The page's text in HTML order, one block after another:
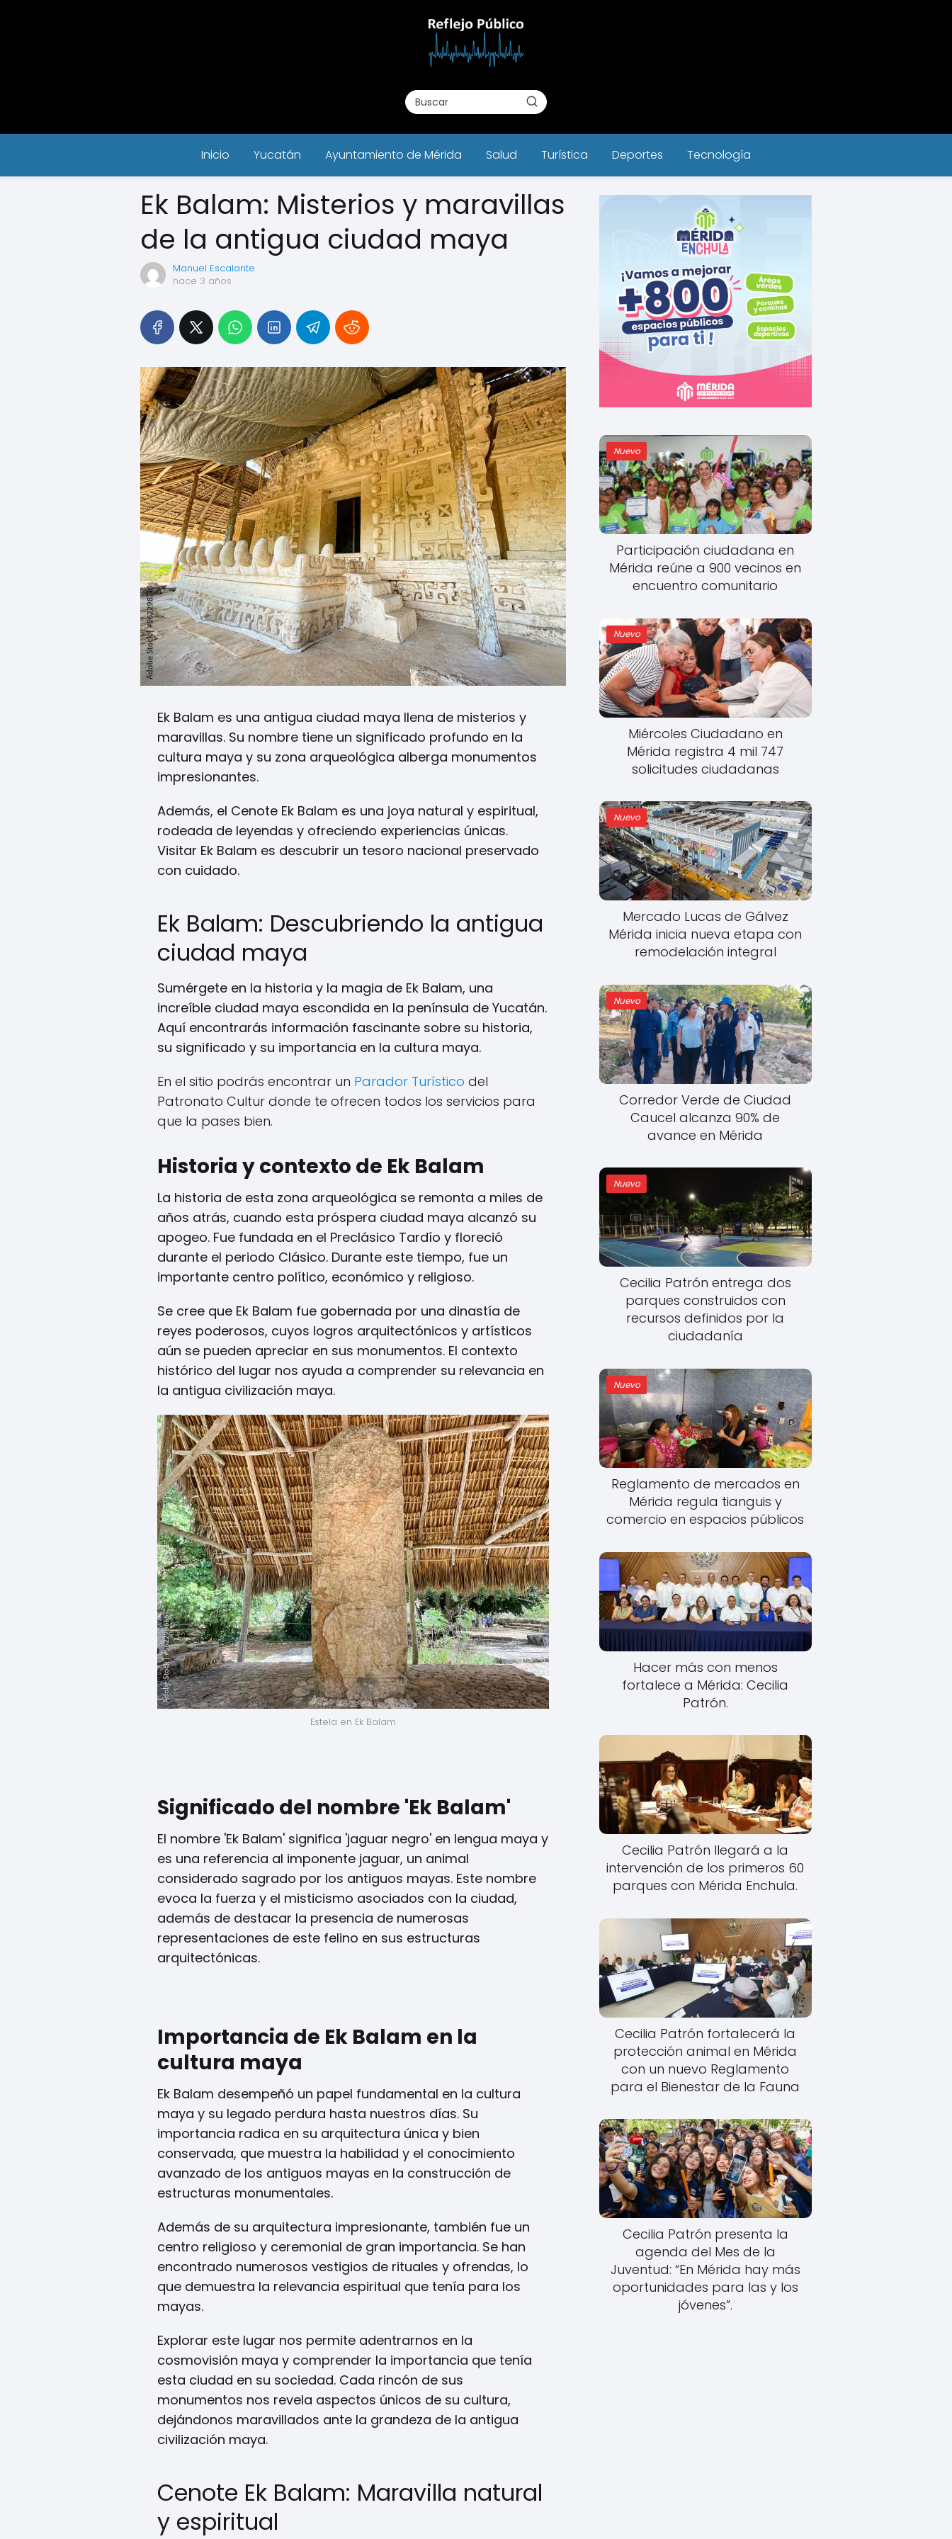
Inicio Yucatán Ayuntamiento de Mérida Salud Turística Deportes Tecnología
Ek Balam: Misterios y maravillas
de la antigua ciudad maya
Manuel Escalante
hace 3 años
Ek Balam es una antigua ciudad maya llena de misterios y
maravillas. Su nombre tiene un significado profundo en la
cultura maya y su zona arqueológica alberga monumentos
impresionantes.
Además, el Cenote Ek Balam es una joya natural y espiritual,
rodeada de leyendas y ofreciendo experiencias únicas.
Visitar Ek Balam es descubrir un tesoro nacional preservado
con cuidado.
Ek Balam: Descubriendo la antigua
ciudad maya
Sumérgete en la historia y la magia de Ek Balam, una
increíble ciudad maya escondida en la península de Yucatán.
Aquí encontrarás información fascinante sobre su historia,
su significado y su importancia en la cultura maya.
En el sitio podrás encontrar un Parador Turístico del
Patronato Cultur donde te ofrecen todos los servicios para
que la pases bien.
Historia y contexto de Ek Balam
La historia de esta zona arqueológica se remonta a miles de
años atrás, cuando esta próspera ciudad maya alcanzó su
apogeo. Fue fundada en el Preclásico Tardío y floreció
durante el periodo Clásico. Durante este tiempo, fue un
importante centro político, económico y religioso.
Se cree que Ek Balam fue gobernada por una dinastía de
reyes poderosos, cuyos logros arquitectónicos y artísticos
aún se pueden apreciar en sus monumentos. El contexto
histórico del lugar nos ayuda a comprender su relevancia en
la antigua civilización maya.
Estela en Ek Balam
Significado del nombre 'Ek Balam'
El nombre 'Ek Balam' significa 'jaguar negro' en lengua maya y
es una referencia al imponente jaguar, un animal
considerado sagrado por los antiguos mayas. Este nombre
evoca la fuerza y el misticismo asociados con la ciudad,
además de destacar la presencia de numerosas
representaciones de este felino en sus estructuras
arquitectónicas.
Importancia de Ek Balam en la
cultura maya
Ek Balam desempeñó un papel fundamental en la cultura
maya y su legado perdura hasta nuestros días. Su
importancia radica en su arquitectura única y bien
conservada, que muestra la habilidad y el conocimiento
avanzado de los antiguos mayas en la construcción de
estructuras monumentales.
Además de su arquitectura impresionante, también fue un
centro religioso y ceremonial de gran importancia. Se han
encontrado numerosos vestigios de rituales y ofrendas, lo
que demuestra la relevancia espiritual que tenía para los
mayas.
Explorar este lugar nos permite adentrarnos en la
cosmovisión maya y comprender la importancia que tenía
esta ciudad en su sociedad. Cada rincón de sus
monumentos nos revela aspectos únicos de su cultura,
dejándonos maravillados ante la grandeza de la antigua
civilización maya.
Cenote Ek Balam: Maravilla natural
y espiritual
Nuevo
Participación ciudadana en
Mérida reúne a 900 vecinos en
encuentro comunitario
Nuevo
Miércoles Ciudadano en
Mérida registra 4 mil 747
solicitudes ciudadanas
Nuevo
Mercado Lucas de Gálvez
Mérida inicia nueva etapa con
remodelación integral
Nuevo
Corredor Verde de Ciudad
Caucel alcanza 90% de
avance en Mérida
Nuevo
Cecilia Patrón entrega dos
parques construidos con
recursos definidos por la
ciudadanía
Nuevo
Reglamento de mercados en
Mérida regula tianguis y
comercio en espacios públicos
Hacer más con menos
fortalece a Mérida: Cecilia
Patrón.
Cecilia Patrón llegará a la
intervención de los primeros 60
parques con Mérida Enchula.
Cecilia Patrón fortalecerá la
protección animal en Mérida
con un nuevo Reglamento
para el Bienestar de la Fauna
Cecilia Patrón presenta la
agenda del Mes de la
Juventud: “En Mérida hay más
oportunidades para las y los
jóvenes”.